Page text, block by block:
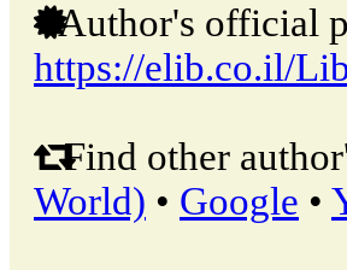
Author's official
https://elib.co.il/
Find other
World) • Google •